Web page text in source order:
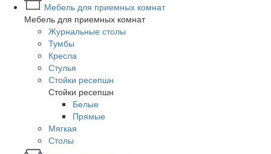
Мебель для приемных комнат
Мебель для приемных комнат
Журнальные столы
Тумбы
Кресла
Стулья
Стойки ресепшн
Стойки ресепшн
Белые
Прямые
Мягкая
Столы